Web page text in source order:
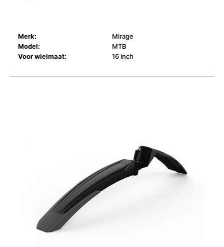
Merk:
Mirage
Model:
MTB
Voor wielmaat:
16 inch